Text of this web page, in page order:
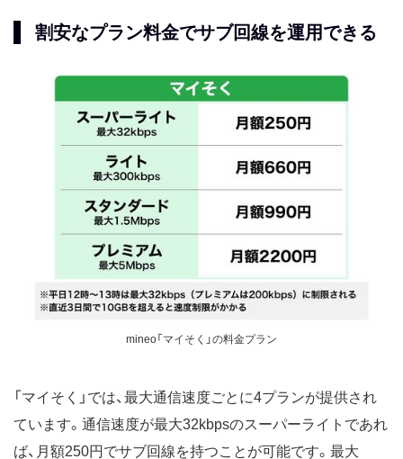
割安なプラン料金でサブ回線を運用できる
mineo「マイそく」の料金プラン
「マイそく」では、最大通信速度ごとに4プランが提供され
ています。通信速度が最大32kbpsのスーパーライトであれ
ば、月額250円でサブ回線を持つことが可能です。最大